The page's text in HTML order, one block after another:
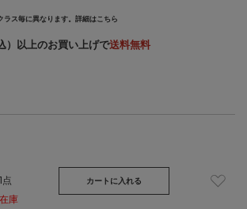
ス毎に異なります。 詳細はこちら
以上のお買い上げで送料無料
点
庫
カートに入れる